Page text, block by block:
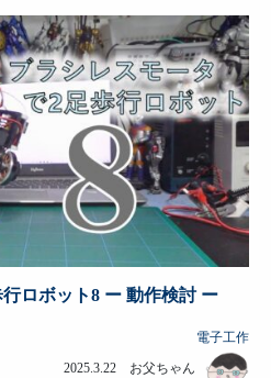
ロボット8 ー 動作検討 ー
電子工作
2025.3.22 お父ちゃん